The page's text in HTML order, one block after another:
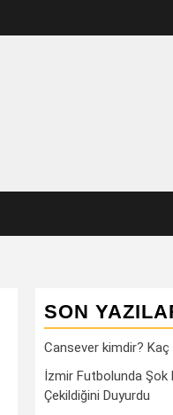
SON
Cansever kimdir? Kaç
İzmir Futbolunda Şok
Çekildiğini Duyurdu